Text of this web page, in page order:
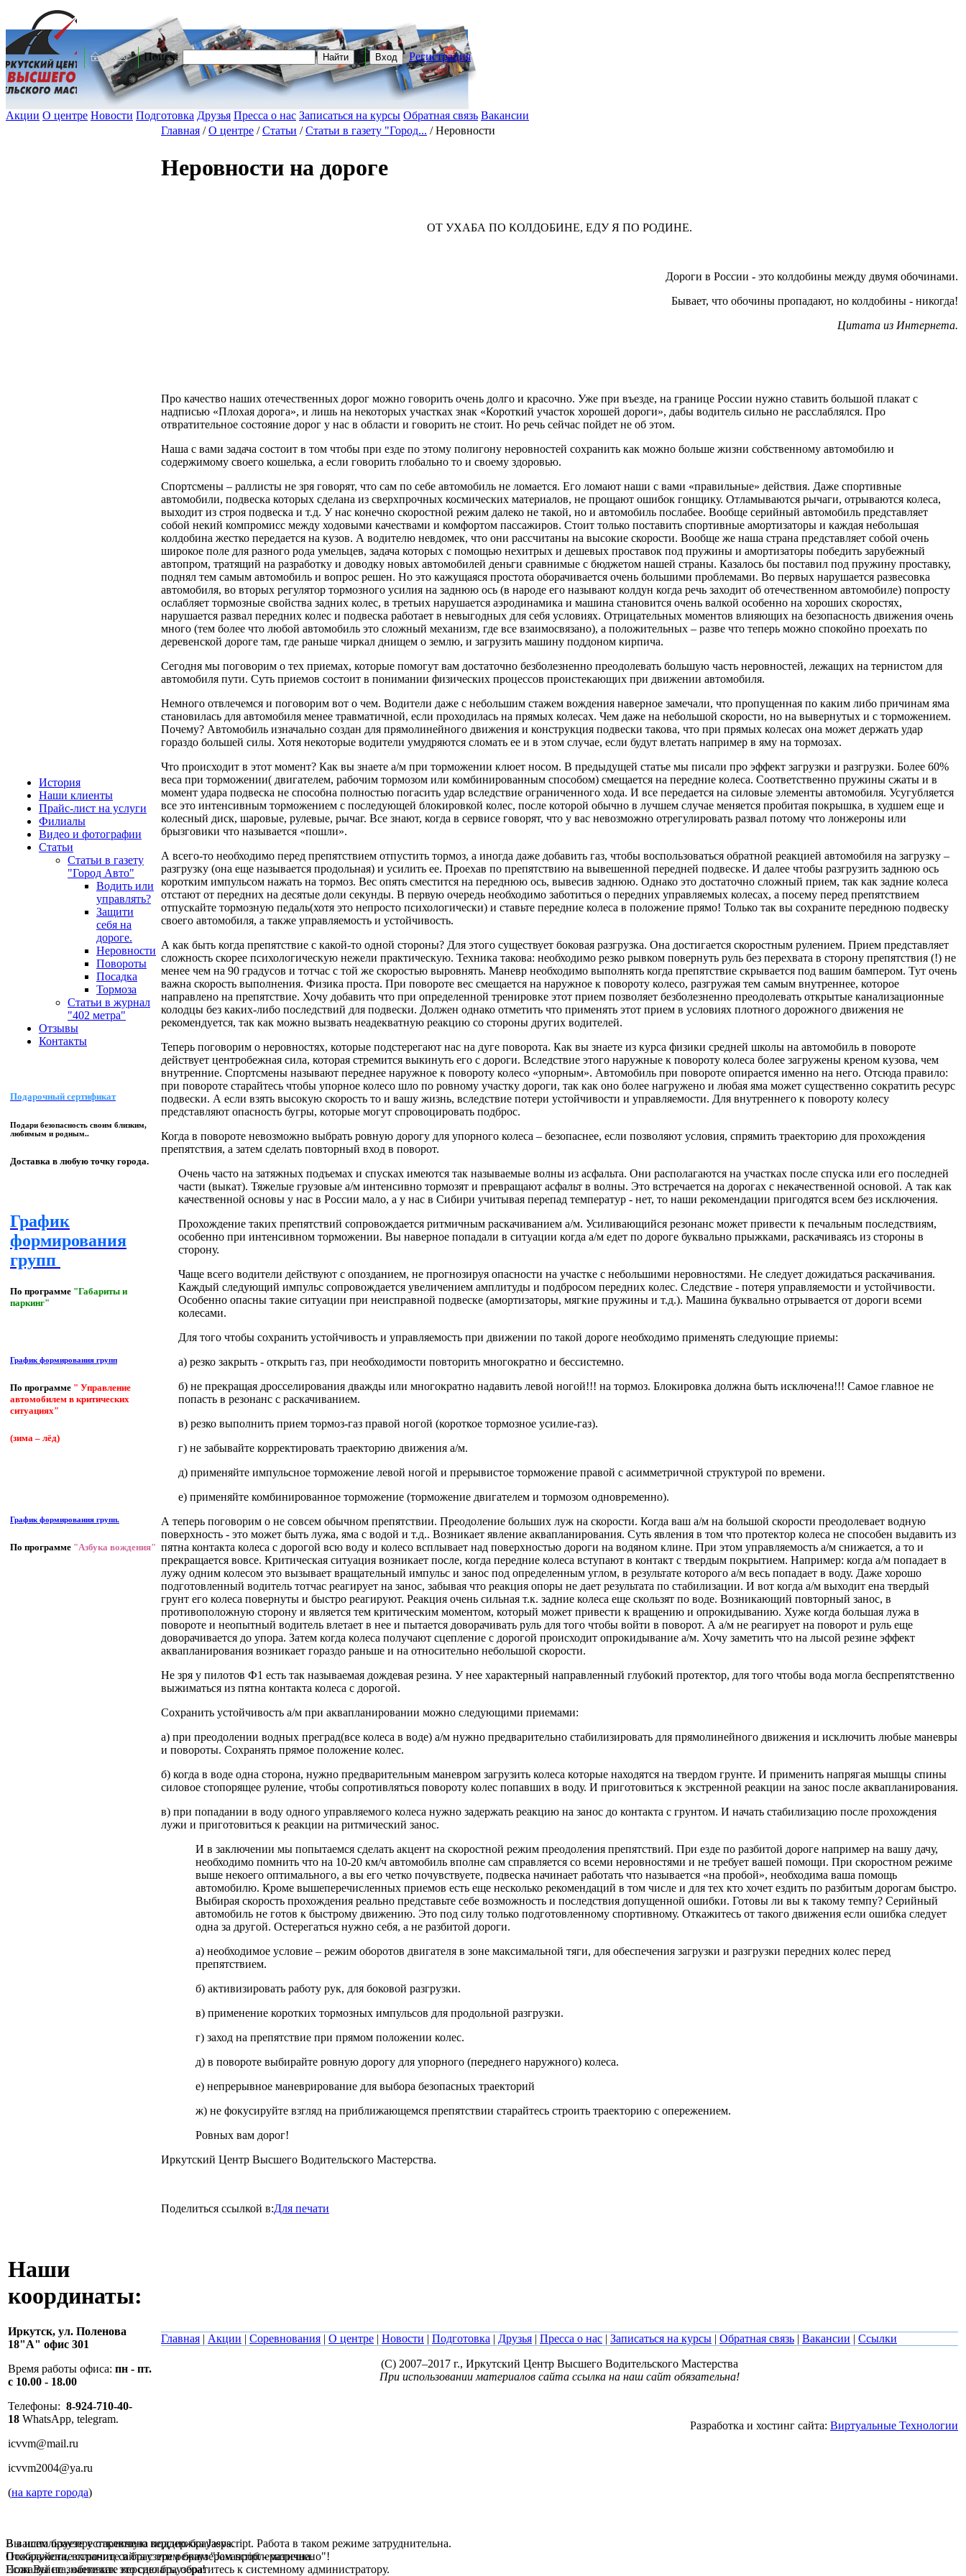
Поиск: Найти Вход Регистрация
Акции О центре Новости Подготовка Друзья Пресса о нас Записаться на курсы Обратная связь Вакансии
История
Наши клиенты
Прайс-лист на услуги
Филиалы
Видео и фотографии
Статьи
Статьи в газету
"Город Авто"
Водить или
управлять?
Защити
себя на
дороге.
Неровности
Повороты
Посадка
Тормоза
Статьи в журнал
"402 метра"
Отзывы
Контакты
Подарочный сертификат
Подари безопасность своим близким,
любимым и родным..
Доставка в любую точку города.
График
формирования
групп
По программе "Габариты и
паркинг"
График формирования групп
По программе " Управление
автомобилем в критических
ситуациях"
(зима – лёд)
График формирования групп.
По программе "Азбука вождения"
Главная /О центре /Статьи /Статьи в газету "Город... /Неровности
Неровности на дороге
ОТ УХАБА ПО КОЛДОБИНЕ, ЕДУ Я ПО РОДИНЕ.
Дороги в России - это колдобины между двумя обочинами.
Бывает, что обочины пропадают, но колдобины - никогда!
Цитата из Интернета.
Про качество наших отечественных дорог можно говорить очень долго и красочно. Уже при въезде, на границе России нужно ставить большой плакат с
надписью «Плохая дорога», и лишь на некоторых участках знак «Короткий участок хорошей дороги», дабы водитель сильно не расслаблялся. Про
отвратительное состояние дорог у нас в области и говорить не стоит. Но речь сейчас пойдет не об этом.
Наша с вами задача состоит в том чтобы при езде по этому полигону неровностей сохранить как можно больше жизни собственному автомобилю и
содержимому своего кошелька, а если говорить глобально то и своему здоровью.
Спортсмены – раллисты не зря говорят, что сам по себе автомобиль не ломается. Его ломают наши с вами «правильные» действия. Даже спортивные
автомобили, подвеска которых сделана из сверхпрочных космических материалов, не прощают ошибок гонщику. Отламываются рычаги, отрываются колеса,
выходит из строя подвеска и т.д. У нас конечно скоростной режим далеко не такой, но и автомобиль послабее. Вообще серийный автомобиль представляет
собой некий компромисс между ходовыми качествами и комфортом пассажиров. Стоит только поставить спортивные амортизаторы и каждая небольшая
колдобина жестко передается на кузов. А водителю невдомек, что они рассчитаны на высокие скорости. Вообще же наша страна представляет собой очень
широкое поле для разного рода умельцев, задача которых с помощью нехитрых и дешевых проставок под пружины и амортизаторы победить зарубежный
автопром, тратящий на разработку и доводку новых автомобилей деньги сравнимые с бюджетом нашей страны. Казалось бы поставил под пружину проставку,
поднял тем самым автомобиль и вопрос решен. Но это кажущаяся простота оборачивается очень большими проблемами. Во первых нарушается развесовка
автомобиля, во вторых регулятор тормозного усилия на заднюю ось (в народе его называют колдун когда речь заходит об отечественном автомобиле) попросту
ослабляет тормозные свойства задних колес, в третьих нарушается аэродинамика и машина становится очень валкой особенно на хороших скоростях,
нарушается развал передних колес и подвеска работает в невыгодных для себя условиях. Отрицательных моментов влияющих на безопасность движения очень
много (тем более что любой автомобиль это сложный механизм, где все взаимосвязано), а положительных – разве что теперь можно спокойно проехать по
деревенской дороге там, где раньше чиркал днищем о землю, и загрузить машину поддоном кирпича.
Сегодня мы поговорим о тех приемах, которые помогут вам достаточно безболезненно преодолевать большую часть неровностей, лежащих на тернистом для
автомобиля пути. Суть приемов состоит в понимании физических процессов проистекающих при движении автомобиля.
Немного отвлечемся и поговорим вот о чем. Водители даже с небольшим стажем вождения наверное замечали, что пропущенная по каким либо причинам яма
становилась для автомобиля менее травматичной, если проходилась на прямых колесах. Чем даже на небольшой скорости, но на вывернутых и с торможением.
Почему? Автомобиль изначально создан для прямолинейного движения и конструкция подвески такова, что при прямых колесах она может держать удар
гораздо большей силы. Хотя некоторые водители умудряются сломать ее и в этом случае, если будут влетать например в яму на тормозах.
Что происходит в этот момент? Как вы знаете а/м при торможении клюет носом. В предыдущей статье мы писали про эффект загрузки и разгрузки. Более 60%
веса при торможении( двигателем, рабочим тормозом или комбинированным способом) смещается на передние колеса. Соответственно пружины сжаты и в
момент удара подвеска не способна полностью погасить удар вследствие ограниченного хода. И все передается на силовые элементы автомобиля. Усугубляется
все это интенсивным торможением с последующей блокировкой колес, после которой обычно в лучшем случае меняется пробитая покрышка, в худшем еще и
колесный диск, шаровые, рулевые, рычаг. Все знают, когда в сервисе говорят, что у вас невозможно отрегулировать развал потому что лонжероны или
брызговики что называется «пошли».
А всего-то необходимо перед препятствием отпустить тормоз, а иногда даже добавить газ, чтобы воспользоваться обратной реакцией автомобиля на загрузку –
разгрузку (она еще называется продольная) и усилить ее. Проехав по препятствию на вывешенной передней подвеске. И далее чтобы разгрузить заднюю ось
коротким импульсом нажать на тормоз. Вес опять сместится на переднюю ось, вывесив заднюю. Однако это достаточно сложный прием, так как задние колеса
отстают от передних на десятые доли секунды. В первую очередь необходимо заботиться о передних управляемых колесах, а посему перед препятствием
отпускайте тормозную педаль(хотя это непросто психологически) и ставьте передние колеса в положение прямо! Только так вы сохраните переднюю подвеску
своего автомобиля, а также управляемость и устойчивость.
А как быть когда препятствие с какой-то одной стороны? Для этого существует боковая разгрузка. Она достигается скоростным рулением. Прием представляет
сложность скорее психологическую нежели практическую. Техника такова: необходимо резко рывком повернуть руль без перехвата в сторону препятствия (!) не
менее чем на 90 градусов и тотчас с той же скоростью выровнять. Маневр необходимо выполнять когда препятствие скрывается под вашим бампером. Тут очень
важна скорость выполнения. Физика проста. При повороте вес смещается на наружное к повороту колесо, разгружая тем самым внутреннее, которое
направлено на препятствие. Хочу добавить что при определенной тренировке этот прием позволяет безболезненно преодолевать открытые канализационные
колодцы без каких-либо последствий для подвески. Должен однако отметить что применять этот прием в условиях плотного дорожного движения не
рекомендуется, так как можно вызвать неадекватную реакцию со стороны других водителей.
Теперь поговорим о неровностях, которые подстерегают нас на дуге поворота. Как вы знаете из курса физики средней школы на автомобиль в повороте
действует центробежная сила, которая стремится выкинуть его с дороги. Вследствие этого наружные к повороту колеса более загружены креном кузова, чем
внутренние. Спортсмены называют переднее наружное к повороту колесо «упорным». Автомобиль при повороте опирается именно на него. Отсюда правило:
при повороте старайтесь чтобы упорное колесо шло по ровному участку дороги, так как оно более нагружено и любая яма может существенно сократить ресурс
подвески. А если взять высокую скорость то и вашу жизнь, вследствие потери устойчивости и управляемости. Для внутреннего к повороту колесу
представляют опасность бугры, которые могут спровоцировать подброс.
Когда в повороте невозможно выбрать ровную дорогу для упорного колеса – безопаснее, если позволяют условия, спрямить траекторию для прохождения
препятствия, а затем сделать повторный вход в поворот.
Очень часто на затяжных подъемах и спусках имеются так называемые волны из асфальта. Они располагаются на участках после спуска или его последней
части (выкат). Тяжелые грузовые а/м интенсивно тормозят и превращают асфальт в волны. Это встречается на дорогах с некачественной основой. А так как
качественной основы у нас в России мало, а у нас в Сибири учитывая перепад температур - нет, то наши рекомендации пригодятся всем без исключения.
Прохождение таких препятствий сопровождается ритмичным раскачиванием а/м. Усиливающийся резонанс может привести к печальным последствиям,
особенно при интенсивном торможении. Вы наверное попадали в ситуации когда а/м едет по дороге буквально прыжками, раскачиваясь из стороны в
сторону.
Чаще всего водители действуют с опозданием, не прогнозируя опасности на участке с небольшими неровностями. Не следует дожидаться раскачивания.
Каждый следующий импульс сопровождается увеличением амплитуды и подбросом передних колес. Следствие - потеря управляемости и устойчивости.
Особенно опасны такие ситуации при неисправной подвеске (амортизаторы, мягкие пружины и т.д.). Машина буквально отрывается от дороги всеми
колесами.
Для того чтобы сохранить устойчивость и управляемость при движении по такой дороге необходимо применять следующие приемы:
а) резко закрыть - открыть газ, при необходимости повторить многократно и бессистемно.
б) не прекращая дросселирования дважды или многократно надавить левой ногой!!! на тормоз. Блокировка должна быть исключена!!! Самое главное не
попасть в резонанс с раскачиванием.
в) резко выполнить прием тормоз-газ правой ногой (короткое тормозное усилие-газ).
г) не забывайте корректировать траекторию движения а/м.
д) применяйте импульсное торможение левой ногой и прерывистое торможение правой с асимметричной структурой по времени.
е) применяйте комбинированное торможение (торможение двигателем и тормозом одновременно).
А теперь поговорим о не совсем обычном препятствии. Преодоление больших луж на скорости. Когда ваш а/м на большой скорости преодолевает водную
поверхность - это может быть лужа, яма с водой и т.д.. Возникает явление аквапланирования. Суть явления в том что протектор колеса не способен выдавить из
пятна контакта колеса с дорогой всю воду и колесо всплывает над поверхностью дороги на водяном клине. При этом управляемость а/м снижается, а то и
прекращается вовсе. Критическая ситуация возникает после, когда передние колеса вступают в контакт с твердым покрытием. Например: когда а/м попадает в
лужу одним колесом это вызывает вращательный импульс и занос под определенным углом, в результате которого а/м весь попадает в воду. Даже хорошо
подготовленный водитель тотчас реагирует на занос, забывая что реакция опоры не дает результата по стабилизации. И вот когда а/м выходит ена твердый
грунт его колеса повернуты и быстро реагируют. Реакция очень сильная т.к. задние колеса еще скользят по воде. Возникающий повторный занос, в
противоположную сторону и является тем критическим моментом, который может привести к вращению и опрокидыванию. Хуже когда большая лужа в
повороте и неопытный водитель влетает в нее и пытается доворачивать руль для того чтобы войти в поворот. А а/м не реагирует на поворот и руль еще
доворачивается до упора. Затем когда колеса получают сцепление с дорогой происходит опрокидывание а/м. Хочу заметить что на лысой резине эффект
аквапланирования возникает гораздо раньше и на относительно небольшой скорости.
Не зря у пилотов Ф1 есть так называемая дождевая резина. У нее характерный направленный глубокий протектор, для того чтобы вода могла беспрепятственно
выжиматься из пятна контакта колеса с дорогой.
Сохранить устойчивость а/м при аквапланировании можно следующими приемами:
а) при преодолении водных преград(все колеса в воде) а/м нужно предварительно стабилизировать для прямолинейного движения и исключить любые маневры
и повороты. Сохранять прямое положение колес.
б) когда в воде одна сторона, нужно предварительным маневром загрузить колеса которые находятся на твердом грунте. И применить напрягая мышцы спины
силовое стопорящее руление, чтобы сопротивляться повороту колес попавших в воду. И приготовиться к экстренной реакции на занос после аквапланирования.
в) при попадании в воду одного управляемого колеса нужно задержать реакцию на занос до контакта с грунтом. И начать стабилизацию после прохождения
лужи и приготовиться к реакции на ритмический занос.
И в заключении мы попытаемся сделать акцент на скоростной режим преодоления препятствий. При езде по разбитой дороге например на вашу дачу,
необходимо помнить что на 10-20 км/ч автомобиль вполне сам справляется со всеми неровностями и не требует вашей помощи. При скоростном режиме
выше некоего оптимального, а вы его четко почувствуете, подвеска начинает работать что называется «на пробой», необходима ваша помощь
автомобилю. Кроме вышеперечисленных приемов есть еще несколько рекомендаций в том числе и для тех кто хочет ездить по разбитым дорогам быстро.
Выбирая скорость прохождения реально представьте себе возможность и последствия допущенной ошибки. Готовы ли вы к такому темпу? Серийный
автомобиль не готов к быстрому движению. Это под силу только подготовленному спортивному. Откажитесь от такого движения если ошибка следует
одна за другой. Остерегаться нужно себя, а не разбитой дороги.
а) необходимое условие – режим оборотов двигателя в зоне максимальной тяги, для обеспечения загрузки и разгрузки передних колес перед
препятствием.
б) активизировать работу рук, для боковой разгрузки.
в) применение коротких тормозных импульсов для продольной разгрузки.
г) заход на препятствие при прямом положении колес.
д) в повороте выбирайте ровную дорогу для упорного (переднего наружного) колеса.
е) непрерывное маневрирование для выбора безопасных траекторий
ж) не фокусируйте взгляд на приближающемся препятствии старайтесь строить траекторию с опережением.
Ровных вам дорог!
Иркутский Центр Высшего Водительского Мастерства.
Поделиться ссылкой в:Для печати
Наши
координаты:
Иркутск, ул. Поленова
18"А" офис 301
Время работы офиса: пн - пт.
с 10.00 - 18.00
Телефоны: 8-924-710-40-
18 WhatsApp, telegram.
icvvm@mail.ru
icvvm2004@ya.ru
(на карте города)
Главная | Акции | Соревнования | О центре | Новости | Подготовка | Друзья | Пресса о нас | Записаться на курсы | Обратная связь | Вакансии | Ссылки
(C) 2007–2017 г., Иркутский Центр Высшего Водительского Мастерства
При использовании материалов сайта ссылка на наш сайт обязательна!
Разработка и хостинг сайта: Виртуальные Технологии
В вашем браузере отключена поддержка Jasvscript. Работа в таком режиме затруднительна.
Пожалуйста, включите в браузере режим "Javascript - разрешено"!
Если Вы не знаете как это сделать, обратитесь к системному администратору.
Вы используете устаревшую версию браузера.
Отображение страниц сайта с этим браузером проблематична.
Пожалуйста, обновите версию браузера!